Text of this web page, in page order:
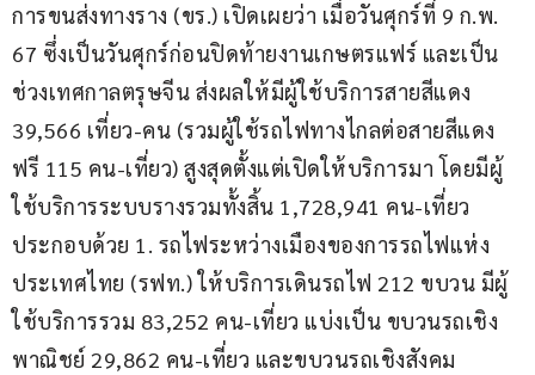
การขนส่งทางราง (ขร.) เปิดเผยว่า เมื่อวันศุกร์ที่ 9 ก.พ.
67 ซึ่งเป็นวันศุกร์ก่อนปิดท้ายงานเกษตรแฟร์ และเป็น
ช่วงเทศกาลตรุษจีน ส่งผลให้มีผู้ใช้บริการสายสีแดง
39,566 เที่ยว-คน (รวมผู้ใช้รถไฟทางไกลต่อสายสีแดง
ฟรี 115 คน-เที่ยว) สูงสุดตั้งแต่เปิดให้บริการมา โดยมีผู้
ใช้บริการระบบรางรวมทั้งสิ้น 1,728,941 คน-เที่ยว
ประกอบด้วย 1. รถไฟระหว่างเมืองของการรถไฟแห่ง
ประเทศไทย (รฟท.) ให้บริการเดินรถไฟ 212 ขบวน มีผู้
ใช้บริการรวม 83,252 คน-เที่ยว แบ่งเป็น ขบวนรถเชิง
พาณิชย์ 29,862 คน-เที่ยว และขบวนรถเชิงสังคม